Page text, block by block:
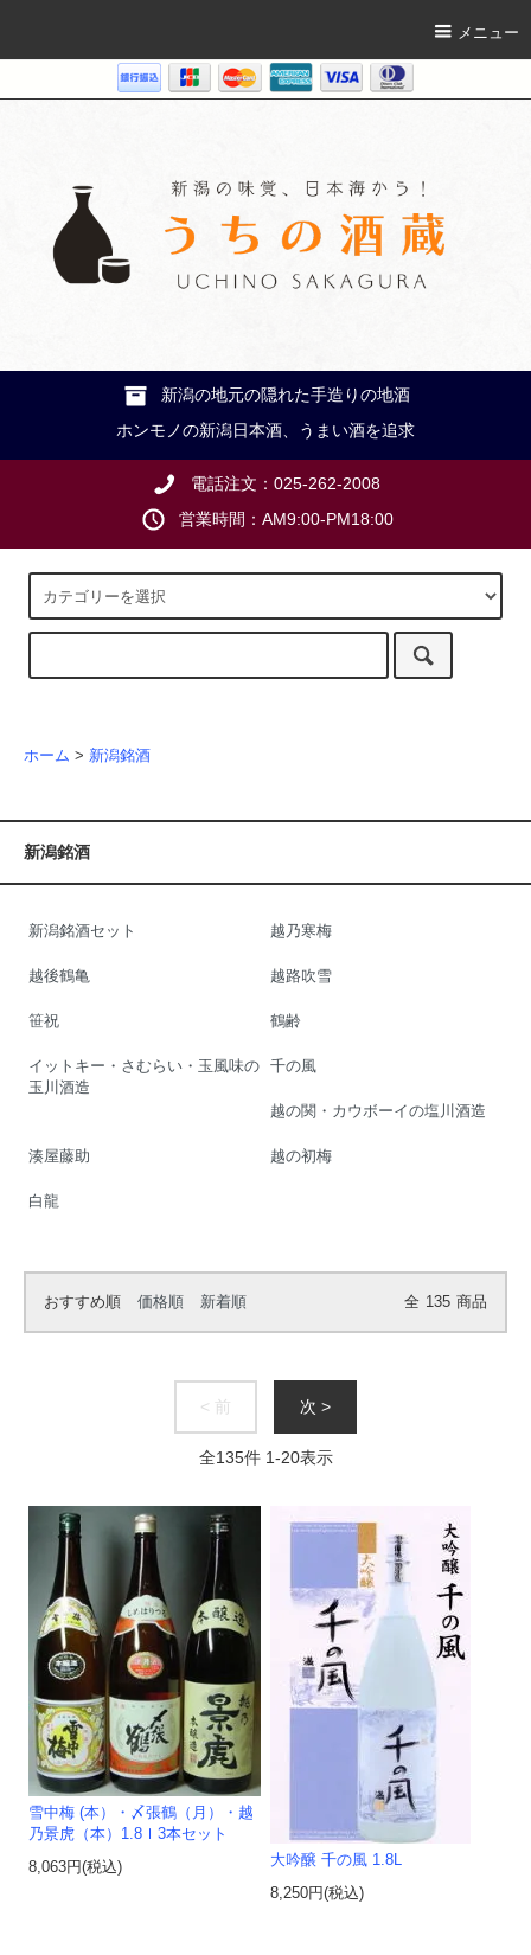
メニュー
新潟の地元の隠れた手造りの地酒
ホンモノの新潟日本酒、うまい酒を追求
電話注文：025-262-2008
営業時間：AM9:00-PM18:00
ホーム > 新潟銘酒
新潟銘酒
新潟銘酒セット 越乃寒梅
越後鶴亀 越路吹雪
笹祝 鶴齢
イットキー・さむらい・玉風味の
玉川酒造
千の風
越の関・カウボーイの塩川酒造
湊屋藤助 越の初梅
白龍
おすすめ順 価格順 新着順 全 135 商品
< 前 次 >
全135件 1-20表示
雪中梅 (本）・〆張鶴（月）・越
乃景虎（本）1.8ｌ3本セット
8,063円(税込)
大吟醸 千の風 1.8L
8,250円(税込)